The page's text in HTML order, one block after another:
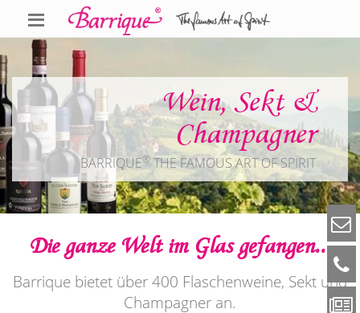
Wein, Sekt &
Champagner
BARRIQUE® THE FAMOUS ART OF SPIRIT
Die ganze Welt im Glas gefangen...
Barrique bietet über 400 Flaschenweine, Sekt und
Champagner an.